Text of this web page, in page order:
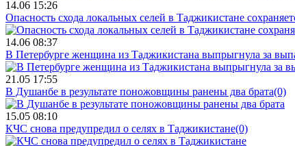
14.06 15:26
Опасность схода локальных селей в Таджикистане
14.06 08:37
В Петербурге женщина из Таджикистана выпрыгнула за
21.05 17:55
В Душанбе в результате поножовщины ранены два брата(0)
15.05 08:10
КЧС снова предупредил о селях в Таджикистане(0)